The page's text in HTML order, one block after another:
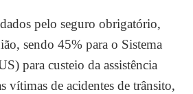
pelo seguro obrigatório,
sendo 45% para o Sistema
para custeio da assistência
vítimas de acidentes de trânsito,